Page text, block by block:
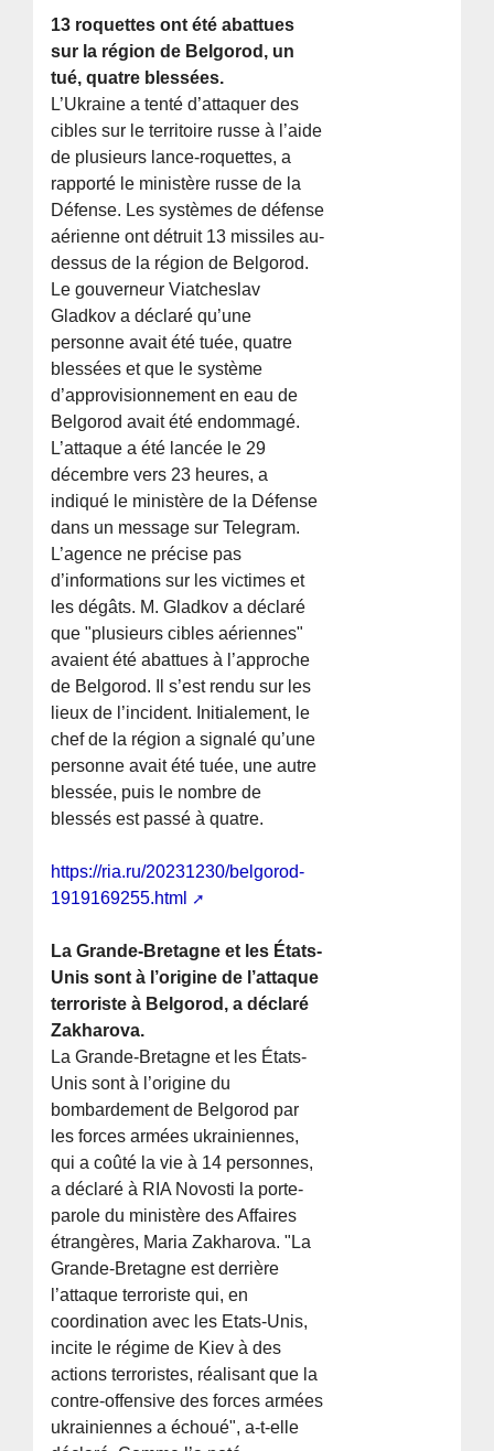
13 roquettes ont été abattues
sur la région de Belgorod, un
tué, quatre blessées.
L’Ukraine a tenté d’attaquer des
cibles sur le territoire russe à l’aide
de plusieurs lance-roquettes, a
rapporté le ministère russe de la
Défense. Les systèmes de défense
aérienne ont détruit 13 missiles au-
dessus de la région de Belgorod.
Le gouverneur Viatcheslav
Gladkov a déclaré qu’une
personne avait été tuée, quatre
blessées et que le système
d’approvisionnement en eau de
Belgorod avait été endommagé.
L’attaque a été lancée le 29
décembre vers 23 heures, a
indiqué le ministère de la Défense
dans un message sur Telegram.
L’agence ne précise pas
d’informations sur les victimes et
les dégâts. M. Gladkov a déclaré
que "plusieurs cibles aériennes"
avaient été abattues à l’approche
de Belgorod. Il s’est rendu sur les
lieux de l’incident. Initialement, le
chef de la région a signalé qu’une
personne avait été tuée, une autre
blessée, puis le nombre de
blessés est passé à quatre.
https://ria.ru/20231230/belgorod-
1919169255.html
La Grande-Bretagne et les États-
Unis sont à l’origine de l’attaque
terroriste à Belgorod, a déclaré
Zakharova.
La Grande-Bretagne et les États-
Unis sont à l’origine du
bombardement de Belgorod par
les forces armées ukrainiennes,
qui a coûté la vie à 14 personnes,
a déclaré à RIA Novosti la porte-
parole du ministère des Affaires
étrangères, Maria Zakharova. "La
Grande-Bretagne est derrière
l’attaque terroriste qui, en
coordination avec les Etats-Unis,
incite le régime de Kiev à des
actions terroristes, réalisant que la
contre-offensive des forces armées
ukrainiennes a échoué", a-t-elle